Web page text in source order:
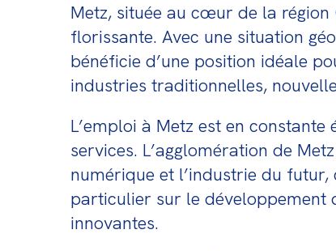
Metz, située au cœur de la
florissante. Avec une situation
bénéficie d’une position idéale
industries traditionnelles,
L’emploi à Metz est en
services. L’agglomération de
numérique et l’industrie du
particulier sur le développement
innovantes.